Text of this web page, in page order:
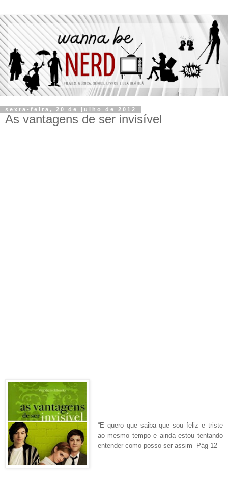
sexta-feira, 20 de julho de 2012
As vantagens de ser invisível
“E quero que saiba que sou feliz e triste
ao mesmo tempo e ainda estou tentando
entender como posso ser assim” Pág 12